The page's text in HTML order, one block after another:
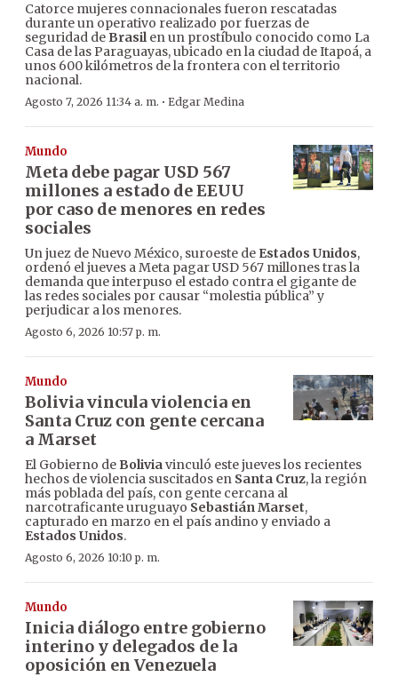
Catorce mujeres connacionales fueron rescatadas
durante un operativo realizado por fuerzas de
seguridad de Brasilen un prostíbulo conocido como La
Casa de las Paraguayas, ubicado en la ciudad de Itapoá, a
unos 600 kilómetros de la frontera con el territorio
nacional.
Agosto 7, 2026 11:34 a. m. · Edgar Medina
Mundo
Meta debe pagar USD 567
millones a estado de EEUU
por caso de menores en redes
sociales
Un juez de Nuevo México, suroeste de Estados Unidos,
ordenó el jueves a Meta pagar USD 567 millones tras la
demanda que interpuso el estado contra el gigante de
las redes sociales por causar “molestia pública” y
perjudicar a los menores.
Agosto 6, 2026 10:57 p. m.
Mundo
Bolivia vincula violencia en
Santa Cruz con gente cercana
a Marset
El Gobierno de Boliviavinculó este jueves los recientes
hechos de violencia suscitados en Santa Cruz, la región
más poblada del país, con gente cercana al
narcotraficante uruguayo Sebastián Marset,
capturado en marzo en el país andino y enviado a
Estados Unidos.
Agosto 6, 2026 10:10 p. m.
Mundo
Inicia diálogo entre gobierno
interino y delegados de la
oposición en Venezuela